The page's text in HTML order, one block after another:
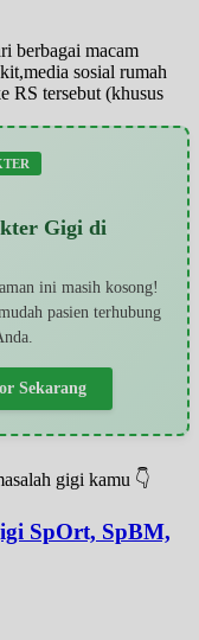
berbagai macam
sosial rumah
RS tersebut (khusus
Gigi di
ini masih kosong!
pasien terhubung
Sekarang
gigi kamu 👇
SpOrt, SpBM,